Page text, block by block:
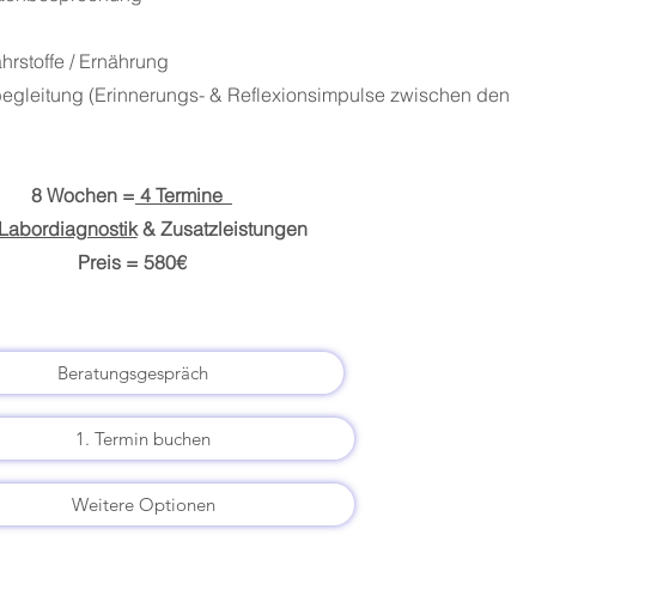
/ Ernährung
(Erinnerungs- & Reflexionsimpulse zwischen den
8 Wochen = 4 Termine
Labordiagnostik& Zusatzleistungen​
Preis = 580€
Beratungsgespräch
1. Termin buchen
Weitere Optionen